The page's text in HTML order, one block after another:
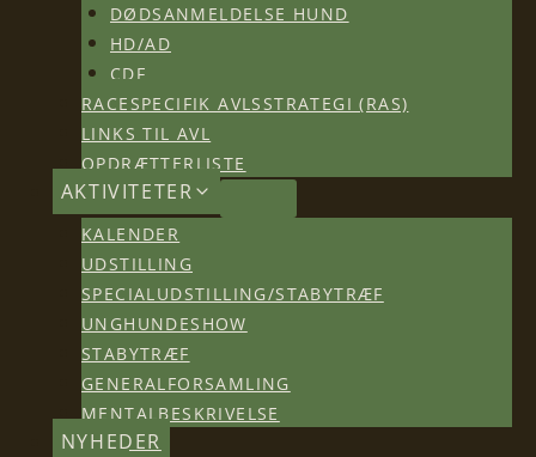
DØDSANMELDELSE HUND
HD/AD
CDF
RACESPECIFIK AVLSSTRATEGI (RAS)
LINKS TIL AVL
OPDRÆTTERLISTE
AKTIVITETER
KALENDER
UDSTILLING
SPECIALUDSTILLING/STABYTRÆF
UNGHUNDESHOW
STABYTRÆF
GENERALFORSAMLING
MENTALBESKRIVELSE
NYHEDER